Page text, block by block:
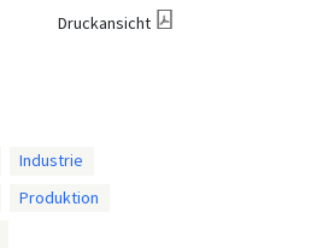
Druckansicht
Industrie
Produktion